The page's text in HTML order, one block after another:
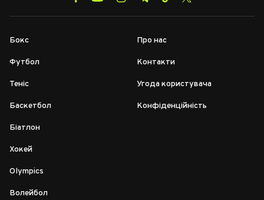
Бокс
Футбол
Теніс
Баскетбол
Біатлон
Хокей
Olympics
Волейбол
Про нас
Контакти
Угода користувача
Конфіденційність